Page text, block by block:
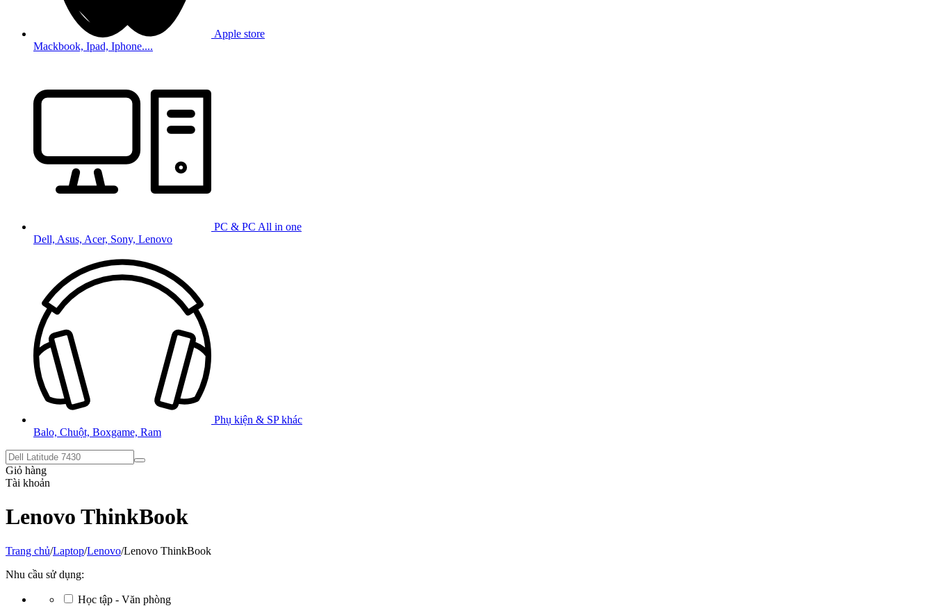
Apple store
Mackbook, Ipad, Iphone....
PC & PC All in one
Dell, Asus, Acer, Sony, Lenovo
Phụ kiện & SP khác
Balo, Chuột, Boxgame, Ram
Giỏ hàng
Tài khoản
Lenovo ThinkBook
Trang chủ/Laptop/Lenovo/Lenovo ThinkBook
Nhu cầu sử dụng:
Học tập - Văn phòng